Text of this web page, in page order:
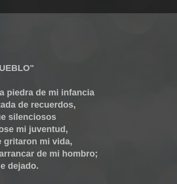
piedra de mi infancia
de recuerdos,
silenciosos
mi juventud,
gritaron mi vida,
de mi hombro;
dejado.